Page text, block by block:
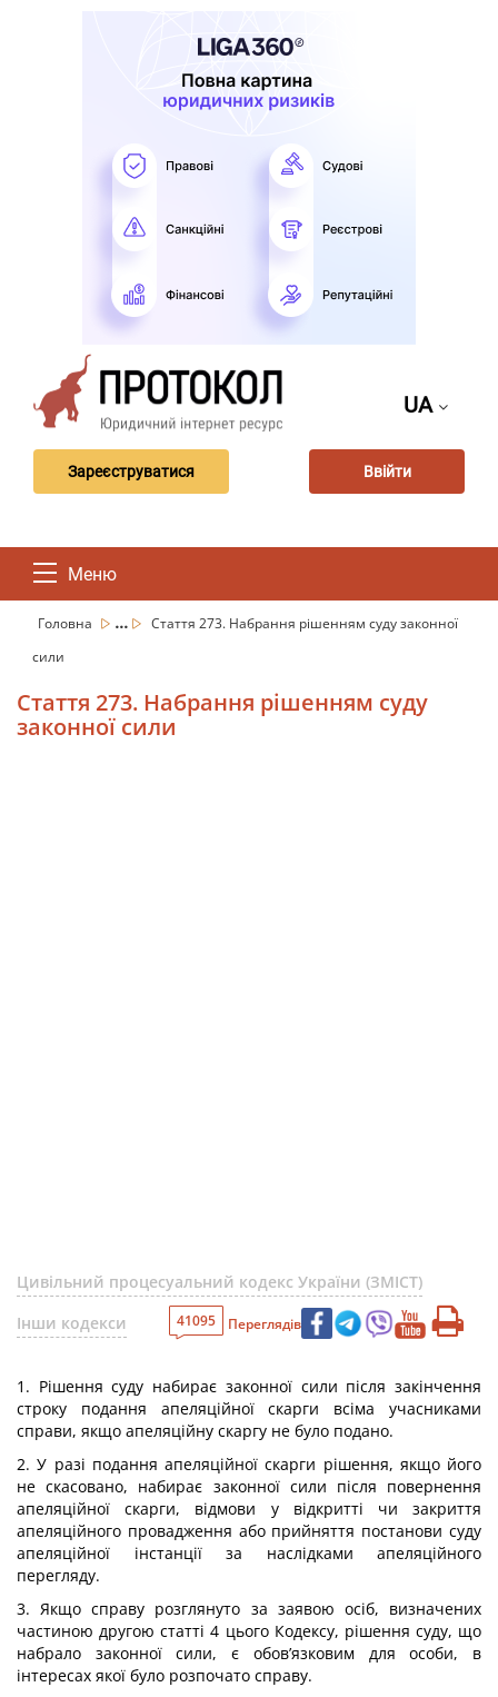
UA
Зареєструватися Ввійти
Меню
Головна ...
Стаття 273. Набрання рішенням суду законної
сили
Стаття 273. Набрання рішенням суду
законної сили
Цивільний процесуальний кодекс України (ЗМІСТ)
Інши кодекси
41095 Переглядів
1. Рішення суду набирає законної сили після закінчення
строку подання апеляційної скарги всіма учасниками
справи, якщо апеляційну скаргу не було подано.
2. У разі подання апеляційної скарги рішення, якщо його
не скасовано, набирає законної сили після повернення
апеляційної скарги, відмови у відкритті чи закриття
апеляційного провадження або прийняття постанови суду
апеляційної інстанції за наслідками апеляційного
перегляду.
3. Якщо справу розглянуто за заявою осіб, визначених
частиною другою статті 4 цього Кодексу, рішення суду, що
набрало законної сили, є обов’язковим для особи, в
інтересах якої було розпочато справу.